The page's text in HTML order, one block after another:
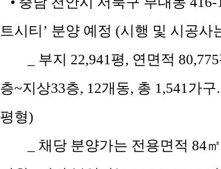
트시티’ 분양 예정 (시행 및 시공사
_ 부지 22,941평, 연면적
층~지상33층, 12개동, 총 1,541가
평형)
_ 채당 분양가는 전용면적 84